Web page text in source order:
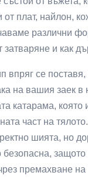
от плат, найлон,
различни
затваряне и как
впряг се
на вашия заек в
катарама, която
част на
шията, но
безопасна,
премахване на